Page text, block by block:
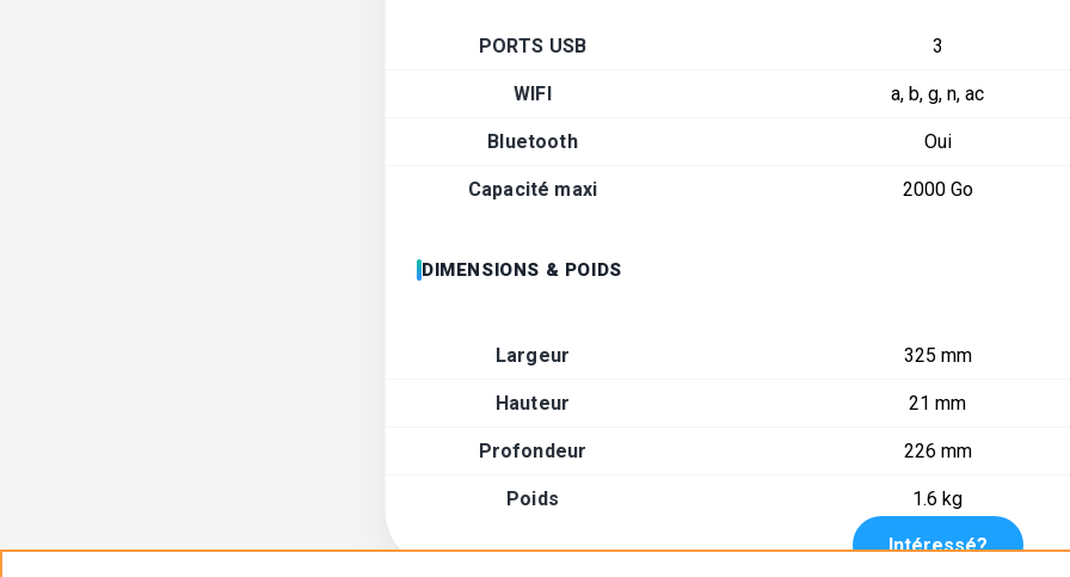
PORTS USB 3
WIFI a, b, g, n, ac
Bluetooth Oui
Capacité maxi 2000 Go
DIMENSIONS & POIDS
Largeur 325 mm
Hauteur 21 mm
Profondeur 226 mm
Poids 1.6 kg
Intéressé?